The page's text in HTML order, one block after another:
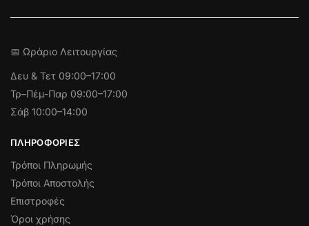
📅 Ωράριο Λειτουργίας
Δευ & Τετ 09:00–17:00
Τρ–Πέμ-Παρ 09:00–17:00
Σάβ 10:00–14:00
ΠΛΗΡΟΦΟΡΊΕΣ
Τρόποι Πληρωμής
Τρόποι Αποστολής
Επιστροφές
Όροι χρήσης